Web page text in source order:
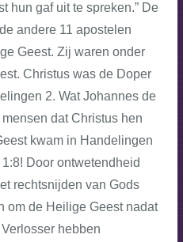
hun gaf uit te spreken.” De
andere 11 apostelen
Geest. Zij waren onder
Christus was de Doper
2. Wat Johannes de
dat Christus hen
kwam in Handelingen
Door ontwetendheid
rechtsnijden van Gods
om de Heilige Geest nadat
hebben